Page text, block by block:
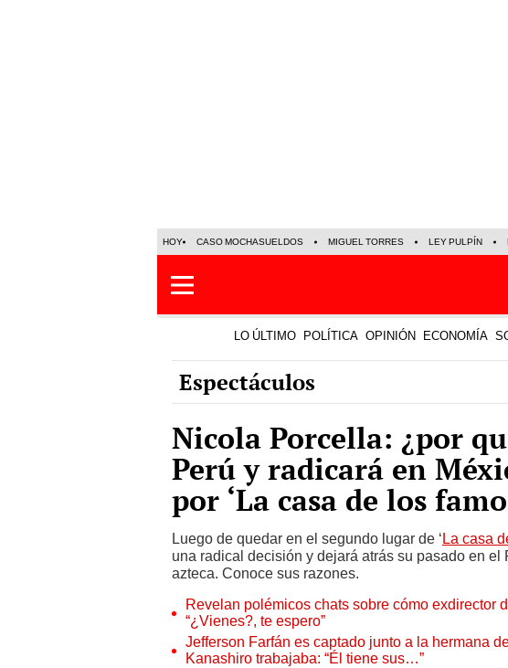
HOY CASO MOCHASUELDOS MIGUEL TORRES LEY PULPÍN
LO ÚLTIMO POLÍTICA OPINIÓN ECONOMÍA
Espectáculos
Nicola Porcella: ¿por
Perú y radicará en
por ‘La casa de los
Luego de quedar en el segundo lugar de ‘La casa
una radical decisión y dejará atrás su pasado en
azteca. Conoce sus razones.
Revelan polémicos chats sobre cómo exdirector
“¿Vienes?, te espero”
Jefferson Farfán es captado junto a la hermana
Kanashiro trabajaba: “Él tiene sus…”